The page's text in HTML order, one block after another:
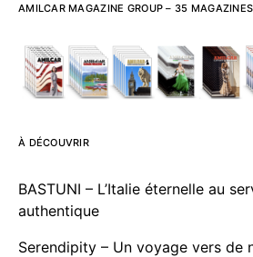
AMILCAR MAGAZINE GROUP – 35 MAGAZINES
À DÉCOUVRIR
BASTUNI – L’Italie éternelle au
authentique
Serendipity – Un voyage vers de